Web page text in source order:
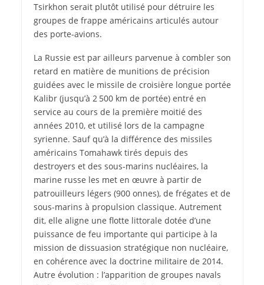
Tsirkhon serait plutôt utilisé pour détruire les
groupes de frappe américains articulés autour
des porte-avions.
La Russie est par ailleurs parvenue à combler son
retard en matière de munitions de précision
guidées avec le missile de croisière longue portée
Kalibr (jusqu’à 2 500 km de portée) entré en
service au cours de la première moitié des
années 2010, et utilisé lors de la campagne
syrienne. Sauf qu’à la différence des missiles
américains Tomahawk tirés depuis des
destroyers et des sous-marins nucléaires, la
marine russe les met en œuvre à partir de
patrouilleurs légers (900 onnes), de frégates et de
sous-marins à propulsion classique. Autrement
dit, elle aligne une flotte littorale dotée d’une
puissance de feu importante qui participe à la
mission de dissuasion stratégique non nucléaire,
en cohérence avec la doctrine militaire de 2014.
Autre évolution : l’apparition de groupes navals